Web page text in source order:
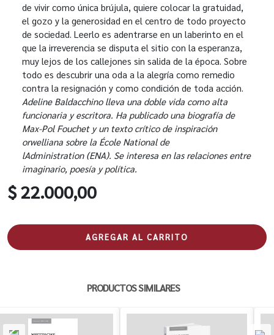
de vivir como única brújula, quiere colocar la gratuidad,
el gozo y la generosidad en el centro de todo proyecto
de sociedad. Leerlo es adentrarse en un laberinto en el
que la irreverencia se disputa el sitio con la esperanza,
muy lejos de los callejones sin salida de la época. Sobre
todo es descubrir una oda a la alegría como remedio
contra la resignación y como condición de toda acción.
Adeline Baldacchino lleva una doble vida como alta
funcionaria y escritora. Ha publicado una biografía de
Max-Pol Fouchety un texto crítico de inspiración
orwelliana sobre la École National de
lAdministration(ENA). Se interesa en las relaciones entre
imaginario, poesía y política.
$ 22.000,00
AGREGAR AL CARRITO
PRODUCTOS SIMILARES